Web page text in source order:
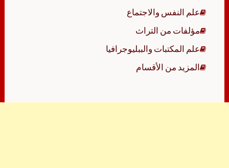
علم النفس والاجتماع
مؤلفات من التراث
علم المكتبات والببليوجرافيا
المزيد من الأقسام